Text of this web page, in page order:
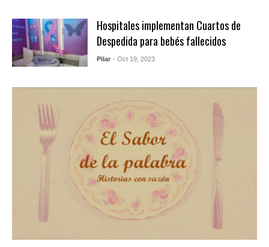
Hospitales implementan Cuartos de
Despedida para bebés fallecidos
Pilar - Oct 19, 2023